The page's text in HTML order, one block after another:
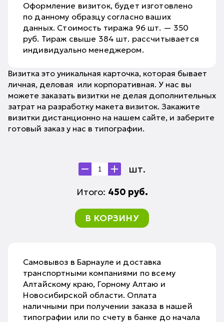
Оформление визиток, будет изготовлено
по данному образцу согласно ваших
данных. Стоимость тиража 96 шт. — 350
руб. Тираж свыше 384 шт. рассчитывается
индивидуально менеджером.
Визитка это уникальная карточка, которая бывает
личная, деловая или корпоративная. У нас вы
можете заказать визитки не делая дополнительных
затрат на разработку макета визиток. Закажите
визитки дистанционно на нашем сайте, и заберите
готовый заказ у нас в типографии.
шт.
Итого: 450 руб.
В КОРЗИНУ
Самовывоз в Барнауле и доставка
транспортными компаниями по всему
Алтайскому краю, Горному Алтаю и
Новосибирской области. Оплата
наличными при получении заказа в нашей
типографии или по счету в банке до начала